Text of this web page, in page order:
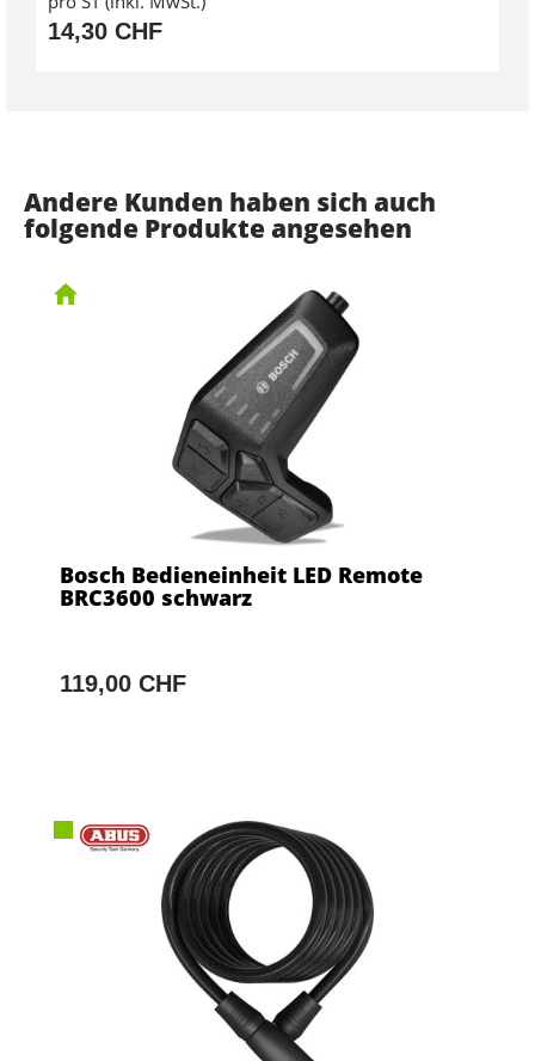
14,30 CHF
Andere Kunden haben sich auch
folgende Produkte angesehen
Bosch Bedieneinheit LED Remote
BRC3600 schwarz
119,00 CHF